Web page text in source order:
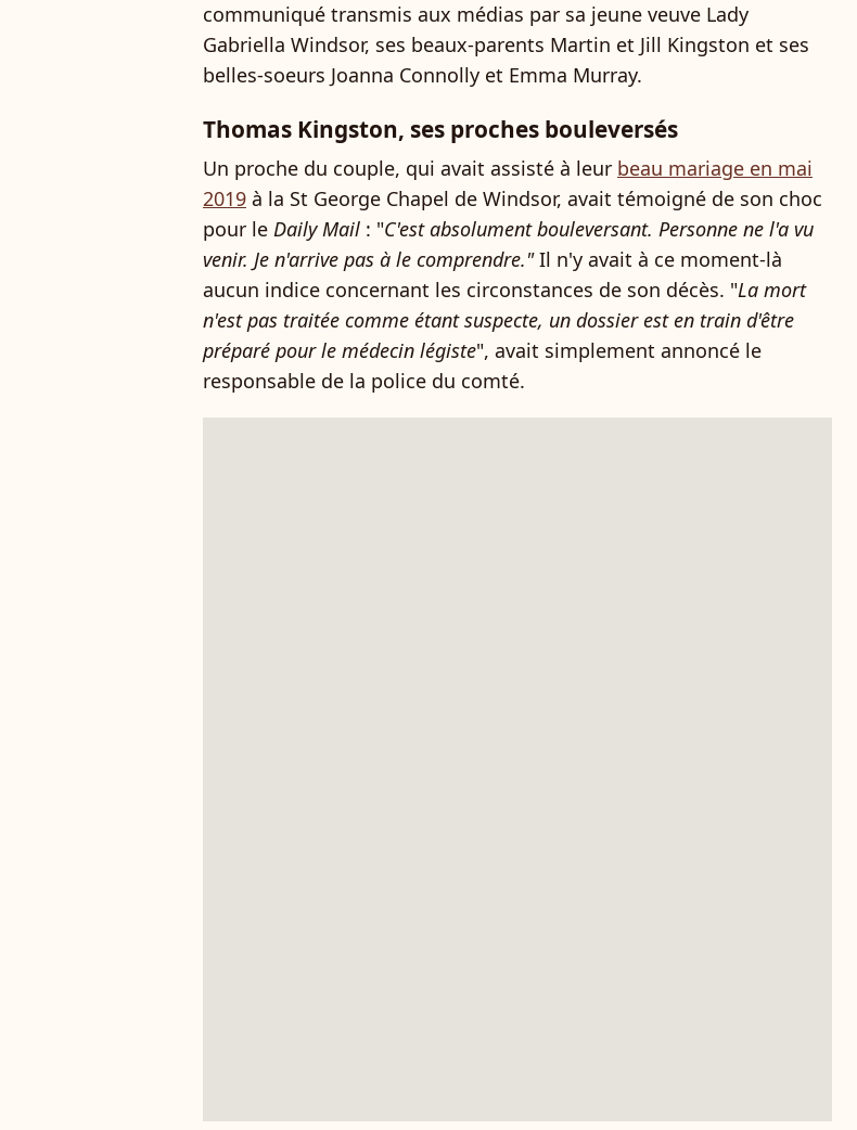
communiqué transmis aux médias par sa jeune veuve Lady
Gabriella Windsor, ses beaux-parents Martin et Jill Kingston et ses
belles-soeurs Joanna Connolly et Emma Murray.
Thomas Kingston, ses proches bouleversés
Un proche du couple, qui avait assisté à leur beau mariage en mai
2019 à la St George Chapel de Windsor, avait témoigné de son choc
pour le Daily Mail : "C'est absolument bouleversant. Personne ne l'a vu
venir. Je n'arrive pas à le comprendre."Il n'y avait à ce moment-là
aucun indice concernant les circonstances de son décès. "La mort
n'est pas traitée comme étant suspecte, un dossier est en train d'être
préparé pour le médecin légiste", avait simplement annoncé le
responsable de la police du comté.